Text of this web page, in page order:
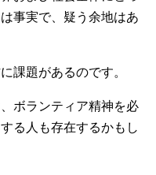
事実で、疑う余地はあ
課題があるのです。
ボランティア精神を必
る人も存在するかもし